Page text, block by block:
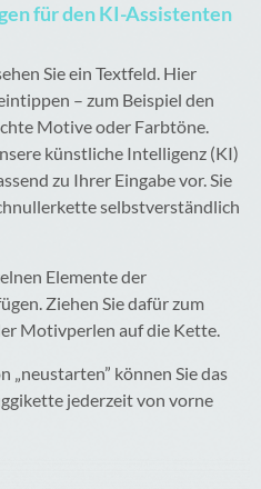
für den KI-Assistenten
Sie ein Textfeld. Hier
– zum Beispiel den
Motive oder Farbtöne.
künstliche Intelligenz (KI)
zu Ihrer Eingabe vor. Sie
selbstverständlich
Elemente der
Ziehen Sie dafür zum
Motivperlen auf die Kette.
können Sie das
jederzeit von vorne